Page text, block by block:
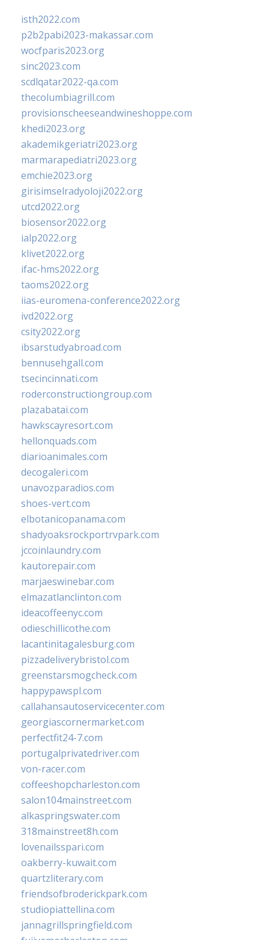
isth2022.com
p2b2pabi2023-makassar.com
wocfparis2023.org
sinc2023.com
scdlqatar2022-qa.com
thecolumbiagrill.com
provisionscheeseandwineshoppe.com
khedi2023.org
akademikgeriatri2023.org
marmarapediatri2023.org
emchie2023.org
girisimselradyoloji2022.org
utcd2022.org
biosensor2022.org
ialp2022.org
klivet2022.org
ifac-hms2022.org
taoms2022.org
iias-euromena-conference2022.org
ivd2022.org
csity2022.org
ibsarstudyabroad.com
bennusehgall.com
tsecincinnati.com
roderconstructiongroup.com
plazabatai.com
hawkscayresort.com
hellonquads.com
diarioanimales.com
decogaleri.com
unavozparadios.com
shoes-vert.com
elbotanicopanama.com
shadyoaksrockportrvpark.com
jccoinlaundry.com
kautorepair.com
marjaeswinebar.com
elmazatlanclinton.com
ideacoffeenyc.com
odieschillicothe.com
lacantinitagalesburg.com
pizzadeliverybristol.com
greenstarsmogcheck.com
happypawspl.com
callahansautoservicecenter.com
georgiascornermarket.com
perfectfit24-7.com
portugalprivatedriver.com
von-racer.com
coffeeshopcharleston.com
salon104mainstreet.com
alkaspringswater.com
318mainstreet8h.com
lovenailsspari.com
oakberry-kuwait.com
quartzliterary.com
friendsofbroderickpark.com
studiopiattellina.com
jannagrillspringfield.com